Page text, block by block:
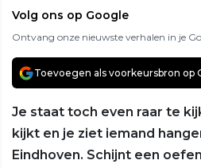
Volg ons op Google
Ontvang onze nieuwste verhalen in je
Toevoegen als voorkeursbron op
Je staat toch even raar te
kijkt en je ziet iemand
Eindhoven. Schijnt een